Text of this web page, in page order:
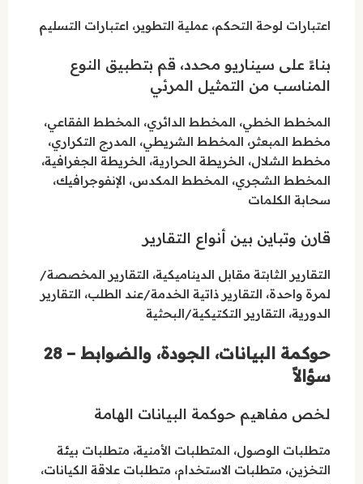
اعتبارات لوحة التحكم، عملية التطوير، اعتبارات التسليم
بناءً على سيناريو محدد، قم بتطبيق النوع
المناسب من التمثيل المرئي
المخطط الخطي، المخطط الدائري، المخطط الفقاعي،
مخطط المبعثر، المخطط الشريطي، المدرج التكراري،
مخطط الشلال، الخريطة الحرارية، الخريطة الجغرافية،
المخطط الشجري، المخطط المكدس، الإنفوجرافيك،
سحابة الكلمات
قارن وتباين بين أنواع التقارير
التقارير الثابتة مقابل الديناميكية، التقارير المخصصة/
لمرة واحدة، التقارير ذاتية الخدمة/عند الطلب، التقارير
الدورية، التقارير التكتيكية/البحثية
حوكمة البيانات، الجودة، والضوابط – 28
سؤالاً
لخص مفاهيم حوكمة البيانات الهامة
متطلبات الوصول، المتطلبات الأمنية، متطلبات بيئة
التخزين، متطلبات الاستخدام، متطلبات علاقة الكيانات،